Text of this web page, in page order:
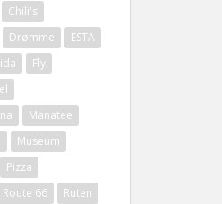
Chili's
Drømme
ESTA
Fly
Manatee
Museum
Pizza
Route 66
Ruten